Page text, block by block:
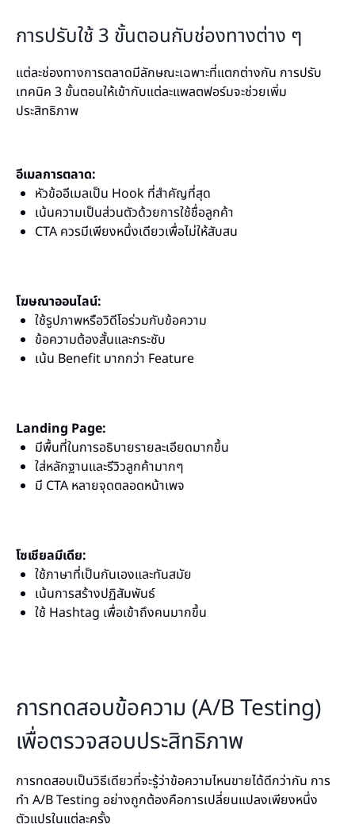
การปรับใช้ 3 ขั้นตอนกับช่องทางต่าง ๆ
แต่ละช่องทางการตลาดมีลักษณะเฉพาะที่แตกต่างกัน การปรับ
เทคนิค 3 ขั้นตอนให้เข้ากับแต่ละแพลตฟอร์มจะช่วยเพิ่ม
ประสิทธิภาพ
อีเมลการตลาด:
หัวข้ออีเมลเป็น Hook ที่สำคัญที่สุด
เน้นความเป็นส่วนตัวด้วยการใช้ชื่อลูกค้า
CTA ควรมีเพียงหนึ่งเดียวเพื่อไม่ให้สับสน
โฆษณาออนไลน์:
ใช้รูปภาพหรือวิดีโอร่วมกับข้อความ
ข้อความต้องสั้นและกระชับ
เน้น Benefit มากกว่า Feature
Landing Page:
มีพื้นที่ในการอธิบายรายละเอียดมากขึ้น
ใส่หลักฐานและรีวิวลูกค้ามากๆ
มี CTA หลายจุดตลอดหน้าเพจ
โซเชียลมีเดีย:
ใช้ภาษาที่เป็นกันเองและทันสมัย
เน้นการสร้างปฏิสัมพันธ์
ใช้ Hashtag เพื่อเข้าถึงคนมากขึ้น
การทดสอบข้อความ (A/B Testing)
เพื่อตรวจสอบประสิทธิภาพ
การทดสอบเป็นวิธีเดียวที่จะรู้ว่าข้อความไหนขายได้ดีกว่ากัน การ
ทำ A/B Testing อย่างถูกต้องคือการเปลี่ยนแปลงเพียงหนึ่ง
ตัวแปรในแต่ละครั้ง